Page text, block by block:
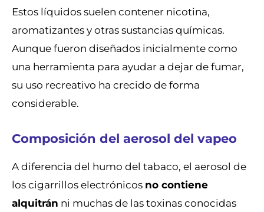
Estos líquidos suelen contener nicotina,
aromatizantes y otras sustancias químicas.
Aunque fueron diseñados inicialmente como
una herramienta para ayudar a dejar de fumar,
su uso recreativo ha crecido de forma
considerable.
Composición del aerosol del vapeo
A diferencia del humo del tabaco, el aerosol de
los cigarrillos electrónicos no contiene
alquitrán ni muchas de las toxinas conocidas